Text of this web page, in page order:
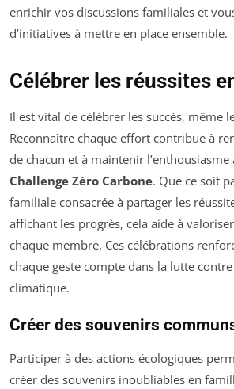
enrichir vos discussions familiales et
d’initiatives à mettre en place ensemble.
Célébrer les réussites
Il est vital de célébrer les succès, même
Reconnaître chaque effort contribue à
de chacun et à maintenir
Challenge Zéro Carbone. Que ce soit
familiale consacrée à partager les
affichant les progrès, cela aide à
chaque membre. Ces célébrations
chaque geste compte dans la lutte
climatique.
Créer des souvenirs
Participer à des actions écologiques
créer des souvenirs inoubliables en